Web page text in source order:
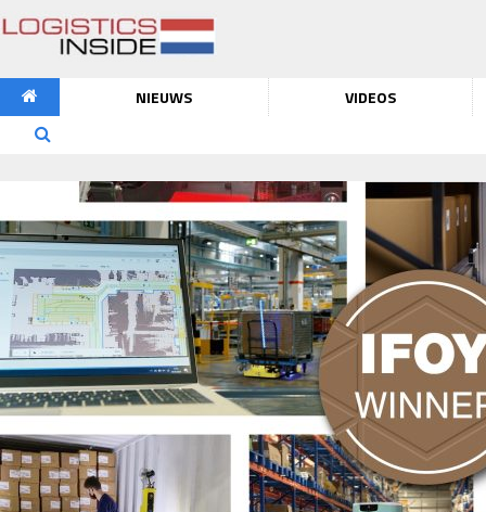
NIEUWS VIDEOS